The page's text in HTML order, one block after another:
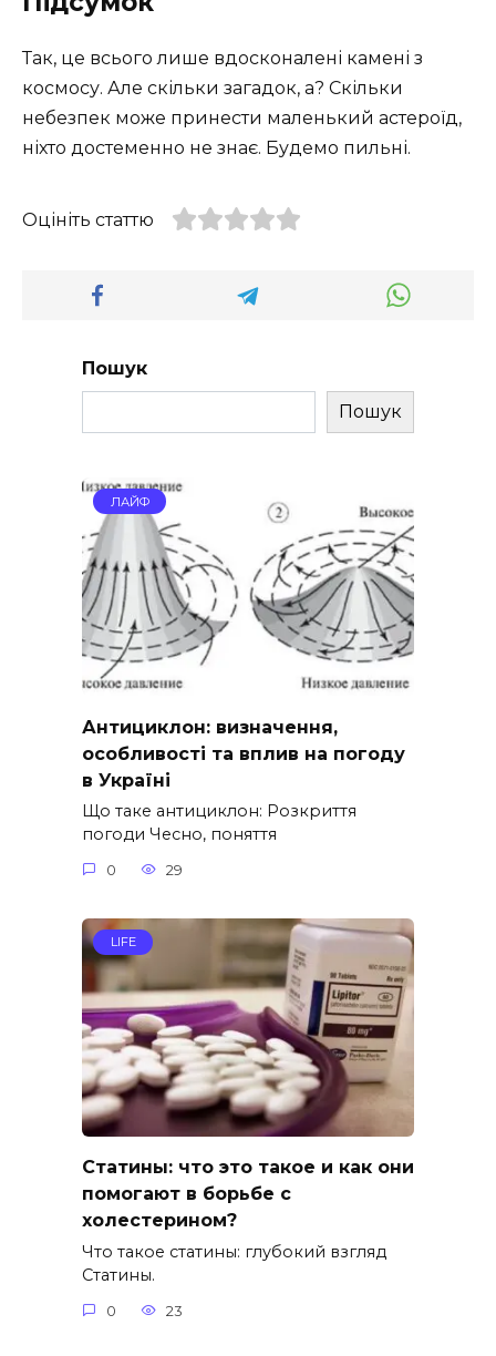
Так, це всього лише вдосконалені камені з
космосу. Але скільки загадок, а? Скільки
небезпек може принести маленький астероїд,
ніхто достеменно не знає. Будемо пильні.
Оцініть статтю
Пошук
Пошук
ЛАЙФ
Антициклон: визначення,
особливості та вплив на погоду
в Україні
Що таке антициклон: Розкриття
погоди Чесно, поняття
0 29
LIFE
Статины: что это такое и как они
помогают в борьбе с
холестерином?
Что такое статины: глубокий взгляд
Статины.
0 23